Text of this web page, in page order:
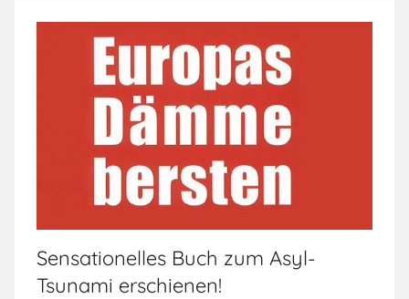
Sensationelles Buch zum Asyl-
Tsunami erschienen!